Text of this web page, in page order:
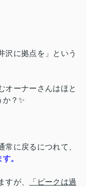
沢に拠点を」という
オーナーさんはほと
？✨
常に戻るにつれて、
。
すが、
「ピークは過